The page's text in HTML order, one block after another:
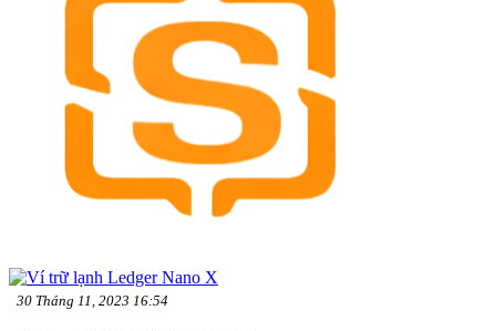
30 Tháng 11, 2023 16:54